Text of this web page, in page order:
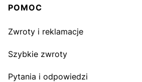
Linki w stopce
POMOC
Zwroty i reklamacje
Szybkie zwroty
Pytania i odpowiedzi